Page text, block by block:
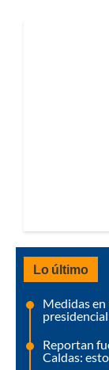
Lo último
Medidas en
Reportan
Caldas: